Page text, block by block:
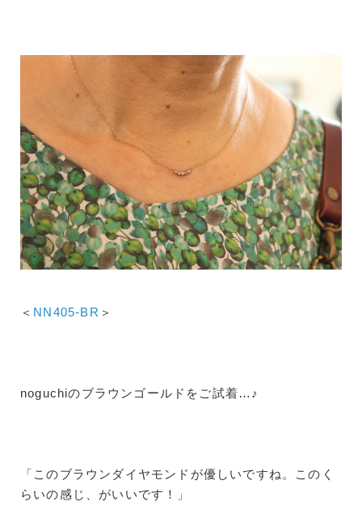
＜ NN405-BR ＞
noguchiのブラウンゴールドをご試着…♪
「このブラウンダイヤモンドが優しいですね。このく
らいの感じ、がいいです！」